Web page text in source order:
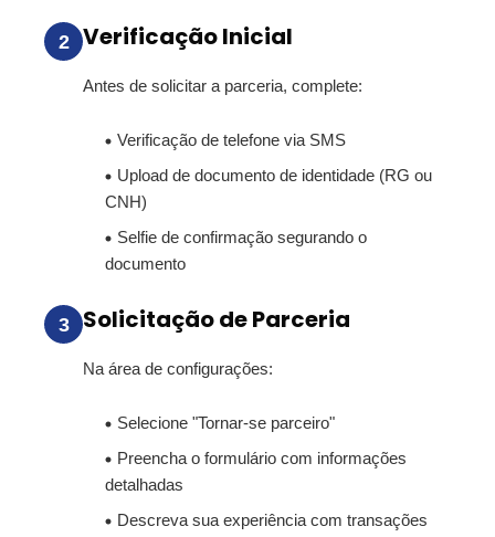
2 Verificação Inicial
Antes de solicitar a parceria, complete:
Verificação de telefone via SMS
Upload de documento de identidade (RG ou
CNH)
Selfie de confirmação segurando o
documento
3 Solicitação de Parceria
Na área de configurações:
Selecione "Tornar-se parceiro"
Preencha o formulário com informações
detalhadas
Descreva sua experiência com transações